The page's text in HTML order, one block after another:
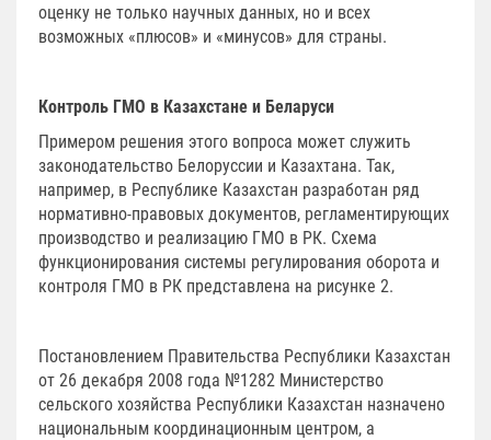
оценку не только научных данных, но и всех
возможных «плюсов» и «минусов» для страны.
Контроль ГМО в Казахстане и Беларуси
Примером решения этого вопроса может служить
законодательство Белоруссии и Казахтана. Так,
например, в Республике Казахстан разработан ряд
нормативно-правовых документов, регламентирующих
производство и реализацию ГМО в РК. Схема
функционирования системы регулирования оборота и
контроля ГМО в РК представлена на рисунке 2.
Постановлением Правительства Республики Казахстан
от 26 декабря 2008 года №1282 Министерство
сельского хозяйства Республики Казахстан назначено
национальным координационным центром, а